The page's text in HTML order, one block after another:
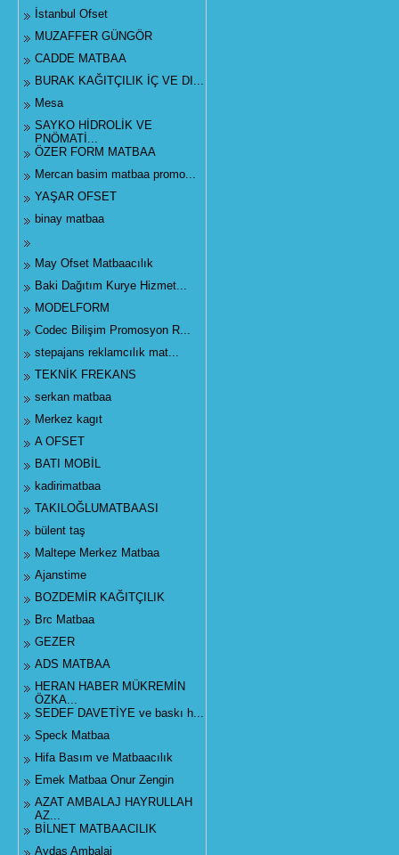
İstanbul Ofset
MUZAFFER GÜNGÖR
CADDE MATBAA
BURAK KAĞITÇILIK İÇ VE DI...
Mesa
SAYKO HİDROLİK VE
PNÖMATİ...
ÖZER FORM MATBAA
Mercan basim matbaa promo...
YAŞAR OFSET
binay matbaa
May Ofset Matbaacılık
Baki Dağıtım Kurye Hizmet...
MODELFORM
Codec Bilişim Promosyon R...
stepajans reklamcılık mat...
TEKNİK FREKANS
serkan matbaa
Merkez kagıt
A OFSET
BATI MOBİL
kadirimatbaa
TAKILOĞLUMATBAASI
bülent taş
Maltepe Merkez Matbaa
Ajanstime
BOZDEMİR KAĞITÇILIK
Brc Matbaa
GEZER
ADS MATBAA
HERAN HABER MÜKREMİN
ÖZKA...
SEDEF DAVETİYE ve baskı h...
Speck Matbaa
Hifa Basım ve Matbaacılık
Emek Matbaa Onur Zengin
AZAT AMBALAJ HAYRULLAH
AZ...
BİLNET MATBAACILIK
Aydaş Ambalaj